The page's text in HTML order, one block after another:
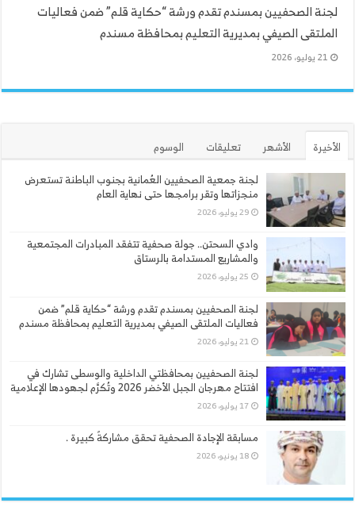
لجنة الصحفيين بمسندم تقدم ورشة “حكاية قلم” ضمن فعاليات
الملتقى الصيفي بمديرية التعليم بمحافظة مسندم
21 يوليو، 2026
الأخيرة الأشهر تعليقات
الوسوم
لجنة جمعية الصحفيين العُمانية بجنوب الباطنة تستعرض
منجزاتها وتقر برامجها حتى نهاية العام
29 يوليو، 2026
وادي السحتن.. جولة صحفية تتفقد المبادرات المجتمعية
والمشاريع المستدامة بالرستاق
25 يوليو، 2026
لجنة الصحفيين بمسندم تقدم ورشة “حكاية قلم” ضمن
فعاليات الملتقى الصيفي بمديرية التعليم بمحافظة مسندم
21 يوليو، 2026
لجنة الصحفيين بمحافظتي الداخلية والوسطى تشارك في
افتتاح مهرجان الجبل الأخضر 2026 وتُكرَّم لجهودها الإعلامية
17 يوليو، 2026
مسابقة الإجادة الصحفية تحقق مشاركةً كبيرة .
18 يونيو، 2026